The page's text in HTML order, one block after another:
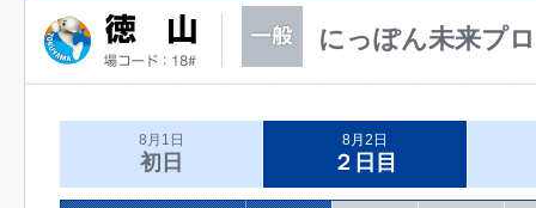
にっぽん未来プ
8月1日
初日
8月2日
２日目